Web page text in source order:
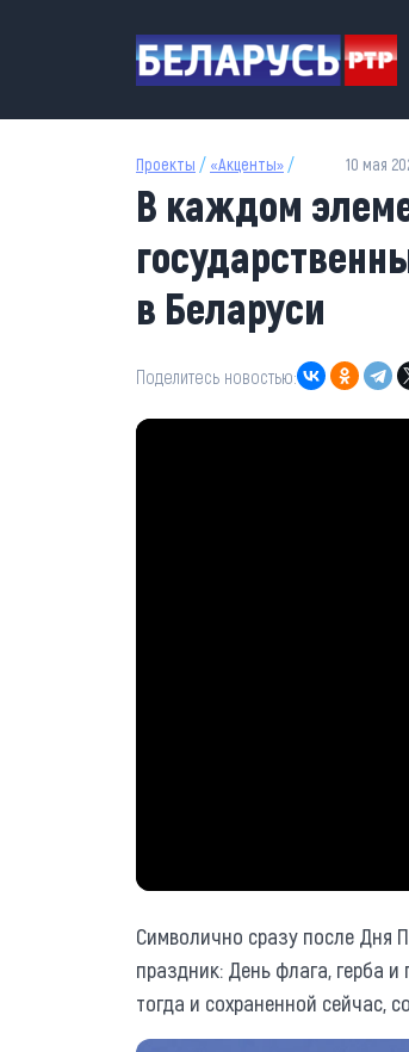
Проекты / «Акценты» / 10 мая
В каждом
в Беларуси
Поделитесь новостью:
Символично сразу после Дня
праздник: День флага, герба
тогда и сохраненной сейчас,